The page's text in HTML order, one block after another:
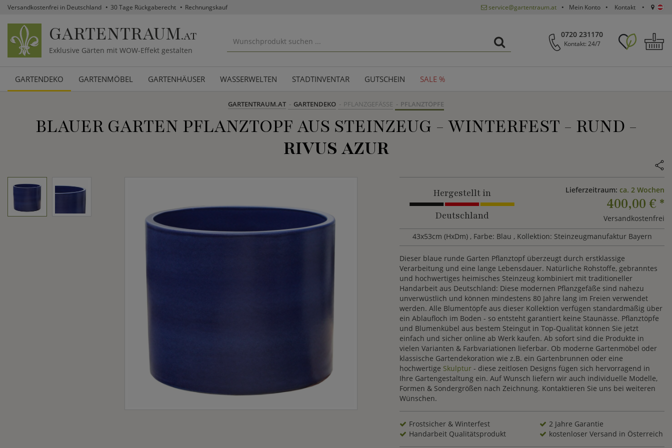
Versandkostenfrei in Deutschland 30 Tage Rückgaberecht Rechnungskauf service@gartentraum.at Mein Konto Kontakt
GARTENTRAUM.AT
Exklusive Gärten mit WOW-Effekt gestalten
0720 231170
Kontakt: 24/7
GARTENDEKO GARTENMÖBEL GARTENHÄUSER WASSERWELTEN STADTINVENTAR GUTSCHEIN SALE %
GARTENTRAUM.AT GARTENDEKO PFLANZGEFÄSSE PFLANZTÖPFE
BLAUER GARTEN PFLANZTOPF AUS STEINZEUG - WINTERFEST - RUND -
RIVUS AZUR
Hergestellt in
Deutschland
Lieferzeitraum: ca. 2 Wochen
400,00 € *
Versandkostenfrei
43x53cm (HxDm) , Farbe: Blau , Kollektion: Steinzeugmanufaktur Bayern
Dieser blaue runde Garten Pflanztopf überzeugt durch erstklassige
Verarbeitung und eine lange Lebensdauer. Natürliche Rohstoffe, gebranntes
und hochwertiges heimisches Steinzeug kombiniert mit traditioneller
Handarbeit aus Deutschland: Diese modernen Pflanzgefäße sind nahezu
unverwüstlich und können mindestens 80 Jahre lang im Freien verwendet
werden. Alle Blumentöpfe aus dieser Kollektion verfügen standardmäßig über
ein Ablaufloch im Boden - so entsteht garantiert keine Staunässe. Pflanztöpfe
und Blumenkübel aus bestem Steingut in Top-Qualität können Sie jetzt
einfach und sicher online ab Werk kaufen. Ab sofort sind die Produkte in
vielen Varianten & Farbvariationen lieferbar. Ob moderne Gartenmöbel oder
klassische Gartendekoration wie z.B. ein Gartenbrunnen oder eine
hochwertige Skulptur - diese zeitlosen Designs fügen sich hervorragend in
Ihre Gartengestaltung ein. Auf Wunsch liefern wir auch individuelle Modelle,
Formen & Sondergrößen nach Zeichnung. Kontaktieren Sie uns bei weiteren
Wünschen.
Frostsicher & Winterfest
2 Jahre Garantie
Handarbeit Qualitätsprodukt
kostenloser Versand in Österreich